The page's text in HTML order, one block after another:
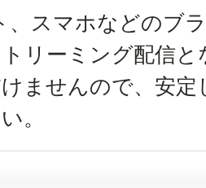
、スマホなどのブ
リーミング配信
ませんので、安
。